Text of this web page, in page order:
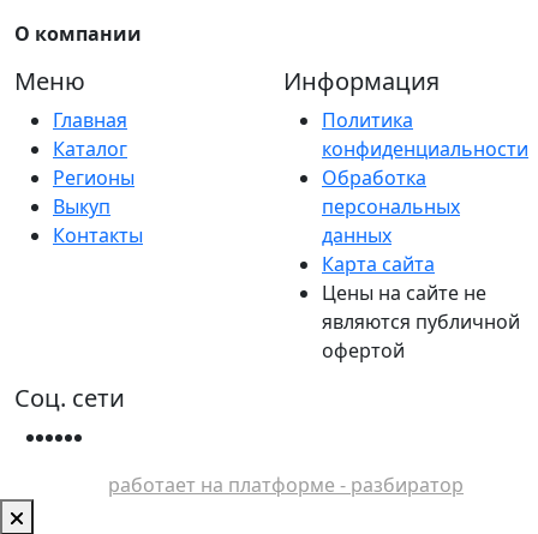
О компании
Меню
Главная
Каталог
Регионы
Выкуп
Контакты
Информация
Политика
конфиденциальности
Обработка
персональных
данных
Карта сайта
Цены на сайте не
являются публичной
офертой
Соц. сети
работает на платформе - разбиратор